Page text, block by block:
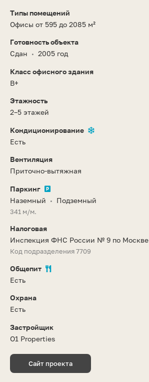
Типы помещений
Офисы от 595 до 2085 м²
Готовность объекта
Сдан
• 2005 год
Класс офисного здания
B+
Этажность
2–5 этажей
Кондиционирование
Есть
Вентиляция
Приточно-вытяжная
Паркинг
Наземный
• Подземный
341 м/м.
Налоговая
Инспекция ФНС России № 9 по Москве
Код подразделения 7709
Общепит
Есть
Охрана
Есть
Застройщик
O1 Properties
Сайт проекта